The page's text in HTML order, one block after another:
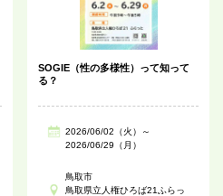
SOGIE（性の多様性）って知って
る？
2026/06/02（火）～
2026/06/29（月）
鳥取市
鳥取県立人権ひろば21ふらっ